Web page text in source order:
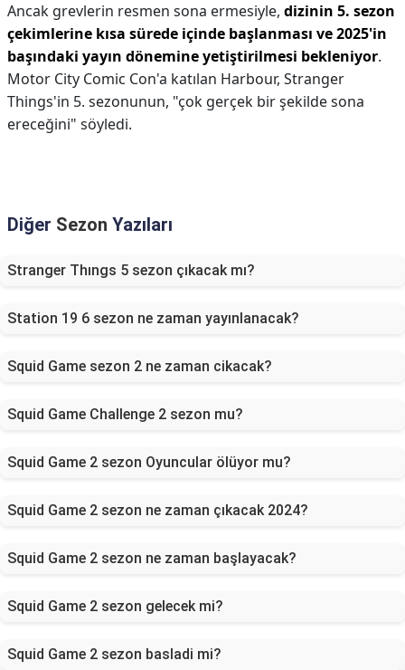
Ancak grevlerin resmen sona ermesiyle, dizinin 5. sezon
çekimlerine kısa sürede içinde başlanması ve 2025'in
başındaki yayın dönemine yetiştirilmesi bekleniyor.
Motor City Comic Con'a katılan Harbour, Stranger
Things'in 5. sezonunun, "çok gerçek bir şekilde sona
ereceğini" söyledi.
Diğer Sezon Yazıları
Stranger Thıngs 5 sezon çıkacak mı?
Station 19 6 sezon ne zaman yayınlanacak?
Squid Game sezon 2 ne zaman cikacak?
Squid Game Challenge 2 sezon mu?
Squid Game 2 sezon Oyuncular ölüyor mu?
Squid Game 2 sezon ne zaman çıkacak 2024?
Squid Game 2 sezon ne zaman başlayacak?
Squid Game 2 sezon gelecek mi?
Squid Game 2 sezon basladi mi?